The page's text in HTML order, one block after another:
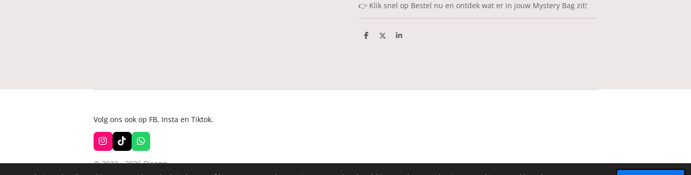
👉 Klik snel op Bestel nu en ontdek wat er in jouw Mystery Bag zit!
D
D
S
Volg ons ook op FB, Insta en Tiktok.
I
n
s
T
i
k
W
h
a
© 2022 - 2026 Disann